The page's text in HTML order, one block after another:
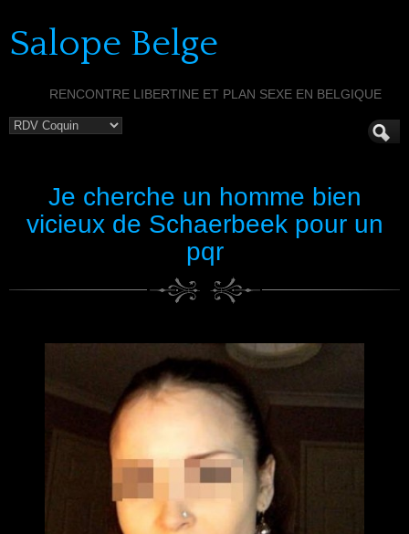
Salope Belge
RENCONTRE LIBERTINE ET PLAN SEXE EN BELGIQUE
Je cherche un homme bien
vicieux de Schaerbeek pour un
pqr